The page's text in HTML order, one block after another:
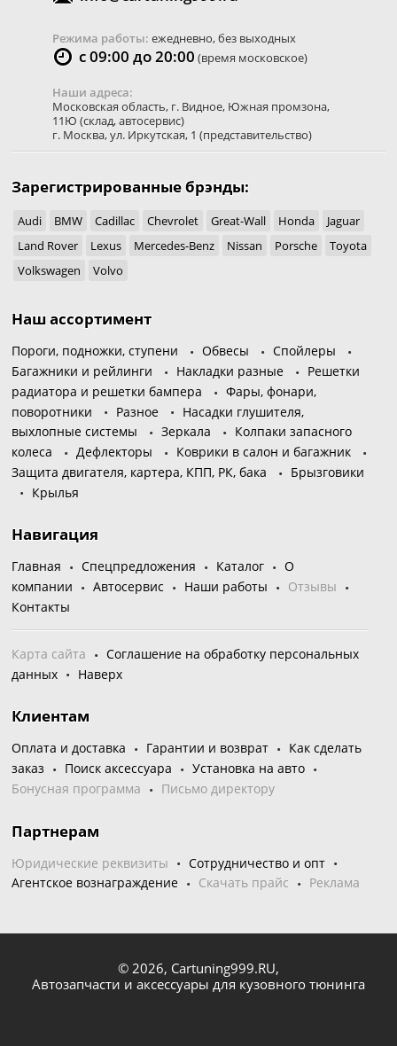
Режима работы: ежедневно, без выходных
с 09:00 до 20:00 (время московское)
Наши адреса:
Московская область, г. Видное, Южная промзона,
11Ю (склад, автосервис)
г. Москва,ул. Иркутская, 1 (представительство)
Зарегистрированные брэнды:
Audi BMW Cadillac Chevrolet Great-Wall Honda
Jaguar
Land Rover
Lexus Mercedes-Benz Nissan Porsche
Toyota
Volkswagen
Volvo
Наш ассортимент
Пороги, подножки, ступени Обвесы
Спойлеры
Багажники и рейлинги
Накладки разные
Решетки
радиатора и решетки бампера
Фары, фонари,
поворотники
Разное
Насадки глушителя,
выхлопные системы
Зеркала
Колпаки запасного
колеса
Дефлекторы
Коврики в салон и багажник
Защита двигателя, картера, КПП, РК, бака
Брызговики
Крылья
Навигация
Главная Спецпредложения Каталог
О
компании
Автосервис Наши работы
Отзывы
Контакты
Карта сайта
Соглашение на обработку персональных
данных
Наверх
Клиентам
Оплата и доставка Гарантии и возврат
Как сделать
заказ
Поиск аксессуара
Установка на авто
Бонусная программа
Письмо директору
Партнерам
Юридические реквизиты
Сотрудничество и опт
Агентское вознаграждение
Скачать прайс Реклама
© 2026, Cartuning999.RU,
Автозапчасти и аксессуары для кузовного тюнинга